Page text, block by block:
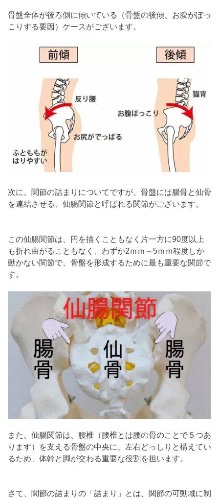
骨盤全体が後ろ側に傾いている（骨盤の後傾、お腹がぽっ
こりする要因）ケースがございます。
次に、関節の詰まりについてですが、骨盤には腸骨と仙骨
を連結させる、仙腸関節と呼ばれる関節がございます。
この仙腸関節は、円を描くこともなく片一方に90度以上
も折れ曲がることもなく、わずか2ｍｍ～5ｍｍ程度しか
動かない関節で、骨盤を形成するために最も重要な関節で
す。
また、仙腸関節は、腰椎（腰椎とは腰の骨のことで５つあ
ります）を支える骨盤の中央に、左右どっしりと構えてい
るため、体幹と脚が交わる重要な役割を担います。
さて、関節の詰まりの「詰まり」とは、関節の可動域に制